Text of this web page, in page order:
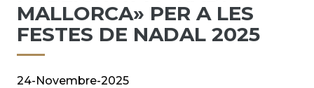
MALLORCA» PER A LES
FESTES DE NADAL 2025
24-Novembre-2025